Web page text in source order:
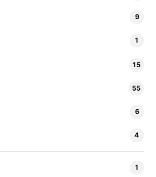
9
1
15
55
6
4
1